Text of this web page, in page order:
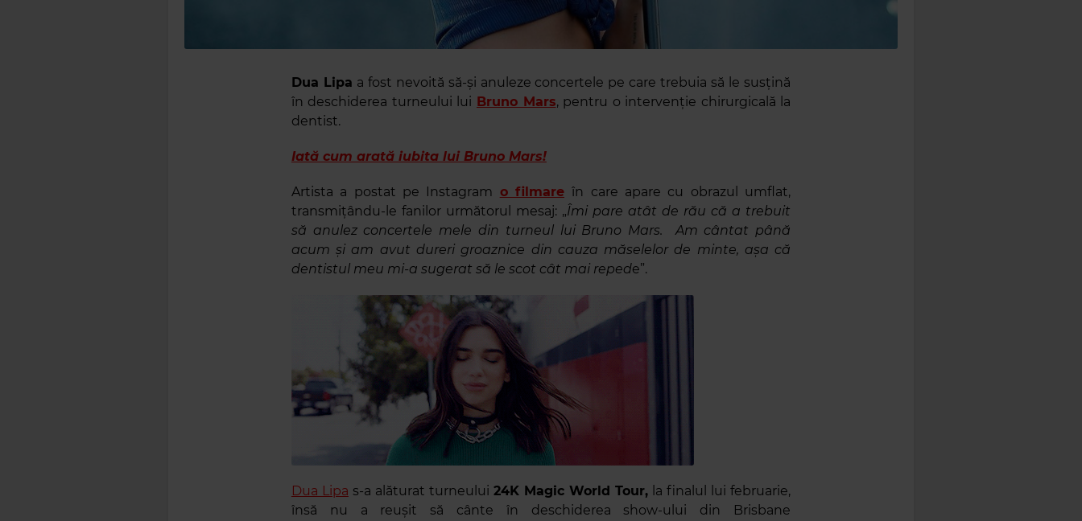
Dua Lipa a fost nevoită să-și anuleze concertele pe care trebuia să le susțină
în deschiderea turneului lui Bruno Mars, pentru o intervenție chirurgicală la
dentist.
Iată cum arată iubita lui Bruno Mars!
Artista a postat pe Instagram o filmare în care apare cu obrazul umflat,
transmițându-le fanilor următorul mesaj: „Îmi pare atât de rău că a trebuit
să anulez concertele mele din turneul lui Bruno Mars. Am cântat până
acum și am avut dureri groaznice din cauza măselelor de minte, așa că
dentistul meu mi-a sugerat să le scot cât mai repede”.
Dua Lipa s-a alăturat turneului 24K Magic World Tour, la finalul lui februarie,
însă nu a reușit să cânte în deschiderea show-ului din Brisbane